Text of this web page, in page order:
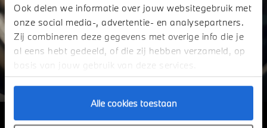
Ook delen we informatie over jouw websitegebruik met
onze social media-, advertentie- en analysepartners.
Zij combineren deze gegevens met overige info die je
al eens hebt gedeeld, of die zij hebben verzameld, op
basis van jouw gebruik van deze services.
Alle cookies toestaan
LUXE, WAAR U OOK KIJKT.